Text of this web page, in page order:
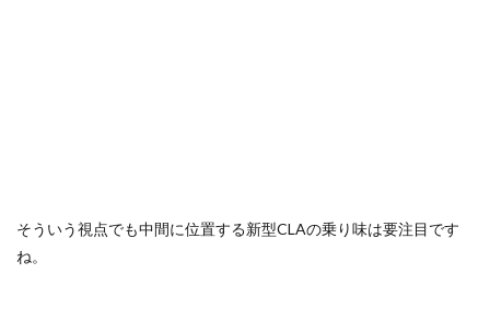
そういう視点でも中間に位置する新型CLAの乗り味は要注目です
ね。